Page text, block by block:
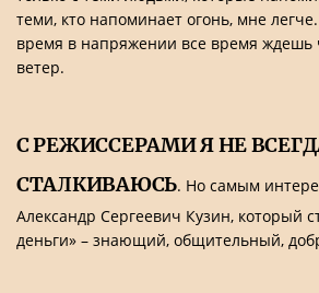
теми, кто напоминает огонь, мне
время в напряжении все время ждешь
ветер.
С РЕЖИССЕРАМИ Я НЕ
СТАЛКИВАЮСЬ. Но самым
Александр Сергеевич Кузин, который
деньги» – знающий, общительный,